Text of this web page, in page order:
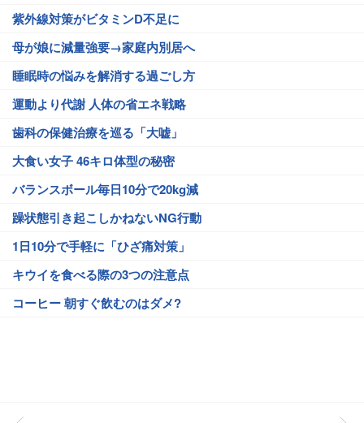
紫外線対策がビタミンD不足に
母が娘に減量強要→家庭内別居へ
睡眠時の悩みを解消する過ごし方
運動より代謝 人体の省エネ戦略
歯科の保健治療を巡る「大嘘」
大食い女子 46キロ体型の秘密
バランスボール毎日10分で20kg減
躁状態引き起こしかねないNG行動
1日10分で手軽に「ひざ痛対策」
キウイを食べる際の3つの注意点
コーヒー 朝すぐ飲むのはダメ?